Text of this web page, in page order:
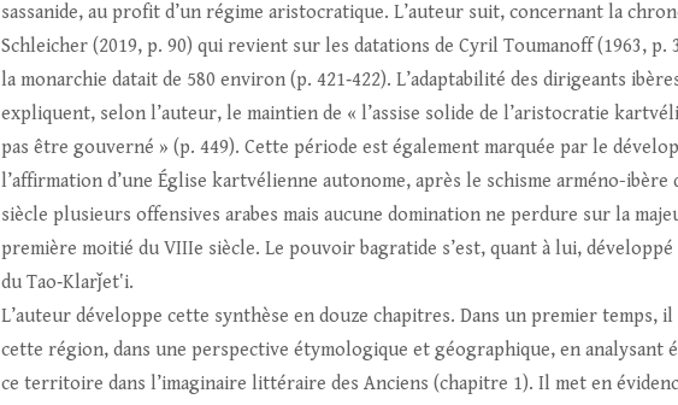
sassanide, au profit d’un régime aristocratique. L’auteur suit, concernant la
Schleicher (2019, p. 90) qui revient sur les datations de Cyril Toumanoff (1963, p.
la monarchie datait de 580 environ (p. 421‑422). L’adaptabilité des dirigeants
expliquent, selon l’auteur, le maintien de « l’assise solide de l’aristocratie
pas être gouverné » (p. 449). Cette période est également marquée par le
l’affirmation d’une Église kartvélienne autonome, après le schisme arméno-ibère
siècle plusieurs offensives arabes mais aucune domination ne perdure sur la
première moitié du VIIIe siècle. Le pouvoir bagratide s’est, quant à lui,
du Tao‑Klarǰetʽi.
L’auteur développe cette synthèse en douze chapitres. Dans un premier temps, il
cette région, dans une perspective étymologique et géographique, en analysant
ce territoire dans l’imaginaire littéraire des Anciens (chapitre 1). Il met en